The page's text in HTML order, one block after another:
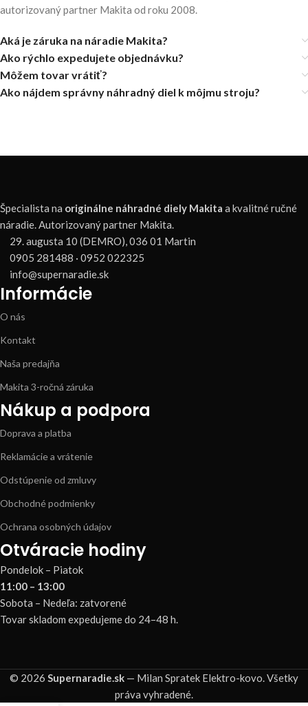
autorizovaný partner Makita od roku 2008.
Aká je záruka na náradie Makita?
Ako rýchlo expedujete objednávku?
Môžem tovar vrátiť?
Ako nájdem správny náhradný diel k môjmu stroju?
Špecialista na originálne náhradné diely Makita a kvalitné ručné
náradie. Autorizovaný partner Makita.
29. augusta 10 (DEMRO), 036 01 Martin
0905 281488 · 0952 022325
info@supernaradie.sk
Informácie
O nás
Kontakt
Naša predajňa
Makita 3-ročná záruka
Nákup a podpora
Doprava a platba
Reklamácie a vrátenie
Odstúpenie od zmluvy
Obchodné podmienky
Ochrana osobných údajov
Otváracie hodiny
Pondelok – Piatok
11:00 – 13:00
Sobota – Nedeľa: zatvorené
Tovar skladom expedujeme do 24–48 h.
© 2026 Supernaradie.sk — Milan Spratek Elektro-kovo. Všetky
práva vyhradené.